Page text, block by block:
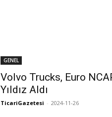
GENEL
Volvo Trucks, Euro
Yıldız Aldı
TicariGazetesi - 2024-11-26